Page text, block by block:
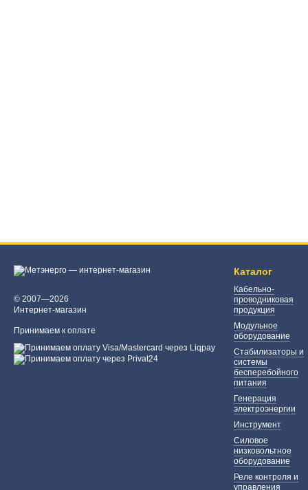
© 2007—2026
Интернет-магазин
Принимаем к оплате
Каталог
Кабельно-
проводниковая
продукция
Модульное
оборудование
Стабилизаторы и
системы
бесперебойного
питания
Генерация
электроэнергии
Инструмент
Силовое
низковольтное
оборудование
Реле контроля и
управления